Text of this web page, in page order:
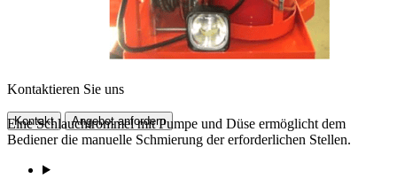
Kontaktieren Sie uns
Kontakt Angebot anfordern
Eine Schlauchtrommel mit Pumpe und Düse ermöglicht dem
Bediener die manuelle Schmierung der erforderlichen Stellen.